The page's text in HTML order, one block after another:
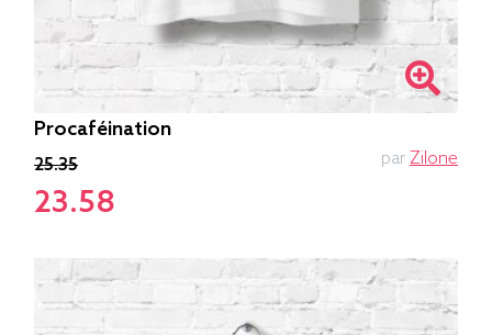
Procaféination
25.35
23.58
par Zilone